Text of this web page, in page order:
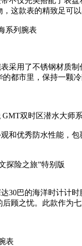
这款表的精致足可以
系列腕表
用了不锈钢材质制
都市里，保持一颗冷
GMT双时区潜水大师
优秀防水性能，包
探险之旅”特别版
巴的海洋时计计时
顾之忧。此款作为
表